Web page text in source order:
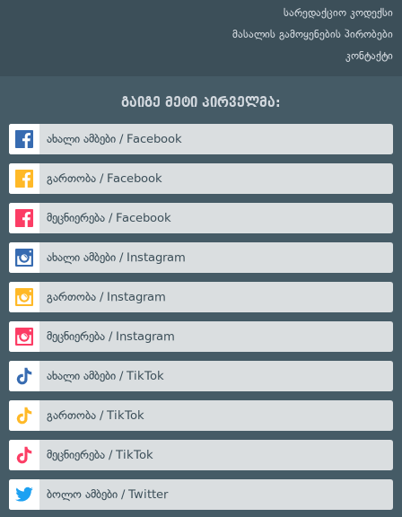
სარედაქციო კოდექსი
მასალის გამოყენების პირობები
კონტაქტი
გაიგე მეტი პირველმა:
ახალი ამბები / Facebook
გართობა / Facebook
მეცნიერება / Facebook
ახალი ამბები / Instagram
გართობა / Instagram
მეცნიერება / Instagram
ახალი ამბები / TikTok
გართობა / TikTok
მეცნიერება / TikTok
ბოლო ამბები / Twitter